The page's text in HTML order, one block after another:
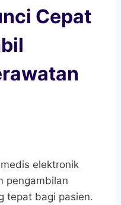
Cepat
elektronik
pengambilan
tepat bagi pasien.